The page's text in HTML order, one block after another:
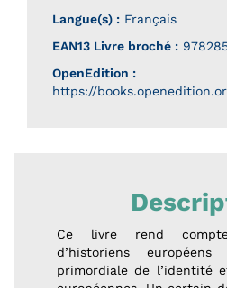
Langue(s) : Français
EAN13 Livre broché :
OpenEdition :
https://
Ce livre rend
d’historiens
primordiale de l’identité